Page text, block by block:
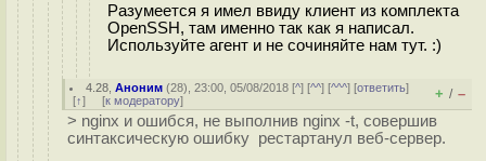
Разумеется я имел ввиду клиент из комплекта
OpenSSH, там именно так как я написал.
Используйте агент и не сочиняйте нам тут. :)
4.28 ,Аноним (28), 23:00, 05/08/2018 [^] [^^] [^^^] [ответить]
[↑] [к модератору] + / –
> nginx и ошибся, не выполнив nginx -t, совершив
синтаксическую ошибку рестартанул веб-сервер.